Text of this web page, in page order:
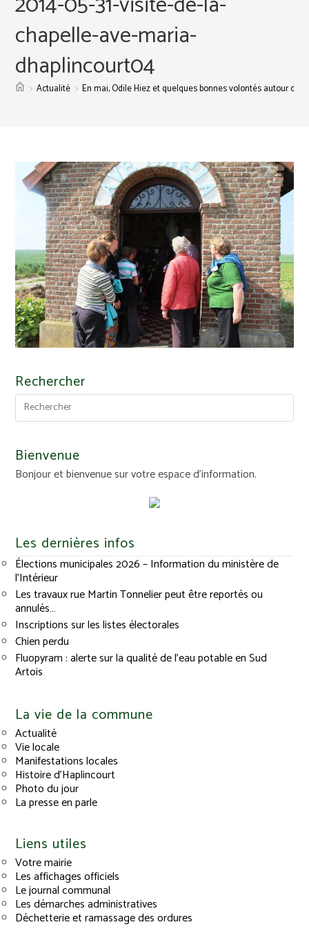
chapelle-ave-maria-
dhaplincourt04
> Actualité > En mai, Odile Hiez et quelques bonnes volontés autour des
Rechercher
Bienvenue
Bonjour et bienvenue sur votre espace d'information.
Les dernières infos
Élections municipales 2026 – Information du ministère de
l’Intérieur
Les travaux rue Martin Tonnelier peut être reportés ou
annulés…
Inscriptions sur les listes électorales
Chien perdu
Fluopyram : alerte sur la qualité de l’eau potable en Sud
Artois
La vie de la commune
Actualité
Vie locale
Manifestations locales
Histoire d’Haplincourt
Photo du jour
La presse en parle
Liens utiles
Votre mairie
Les affichages officiels
Le journal communal
Les démarches administratives
Déchetterie et ramassage des ordures